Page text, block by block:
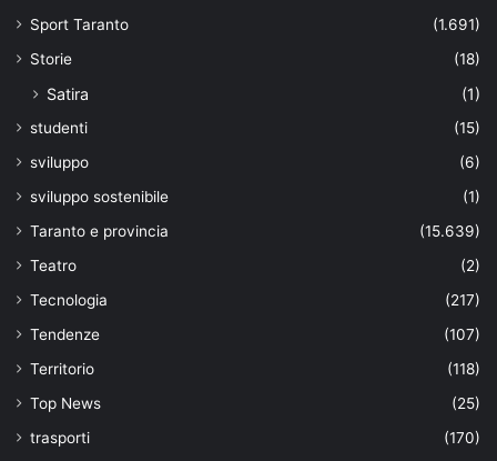
Sport Taranto
(1.691)
Storie
(18)
Satira (1)
studenti
(15)
sviluppo
(6)
sviluppo sostenibile
(1)
Taranto e provincia
(15.639)
Teatro
(2)
Tecnologia
(217)
Tendenze
(107)
Territorio
(118)
Top News
(25)
trasporti
(170)